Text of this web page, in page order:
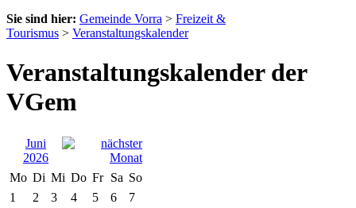
Sie sind hier: Gemeinde Vorra > Freizeit &
Tourismus > Veranstaltungskalender
Veranstaltungskalender der
VGem
Juni
2026
Mo Di Mi Do Fr Sa So
1
2 3 4 5 6
7